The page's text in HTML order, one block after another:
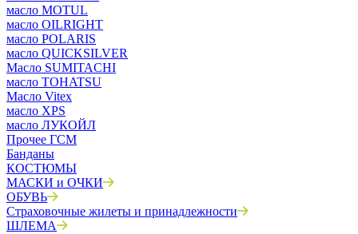
масло MOTUL
масло OILRIGHT
масло POLARIS
масло QUICKSILVER
Масло SUMITACHI
масло TOHATSU
Масло Vitex
масло XPS
масло ЛУКОЙЛ
Прочее ГСМ
Банданы
КОСТЮМЫ
МАСКИ и ОЧКИ
ОБУВЬ
Страховочные жилеты и принадлежности
ШЛЕМА